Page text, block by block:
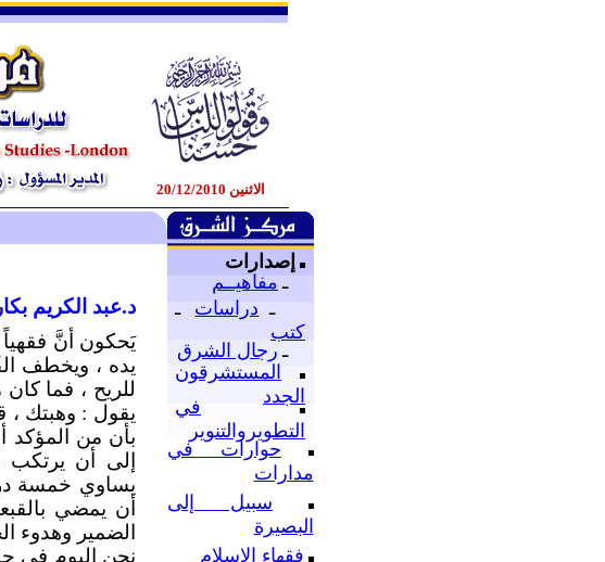
الاثنين 20/12/2010
إصدارات
ـ مفاهيــم
ـ دراسات
ـ
كتب
ـ رجال الشرق
المستشرقون
الجدد
في
التطويروالتنوير
حوارات في
مدارات
سبيل إلى
البصيرة
فقهاء الإسلام
د.عبد الكريم بكار
يَحكون أنَّ
يده ، ويخطف
للريح ، فما
يقول : وهبتك ،
بأن من المؤكد
إلى أن
يساوي خمسة
أن يمضي
الضمير وهدوء
نحن اليوم في